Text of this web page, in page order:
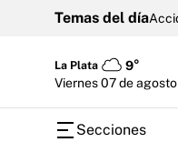
Temas del día
La Plata
9°
viernes 07 de
Secciones